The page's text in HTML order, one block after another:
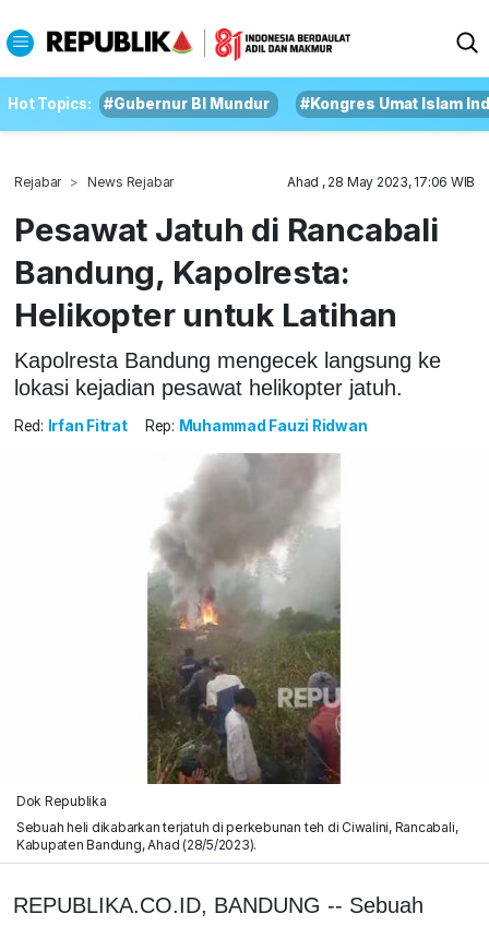
Hot Topics: #Gubernur BI Mundur #Kongres Umat Islam
Rejabar News Rejabar Ahad , 28 May 2023, 17:06 WIB
Pesawat Jatuh di Rancabali
Bandung, Kapolresta:
Helikopter untuk Latihan
Kapolresta Bandung mengecek langsung ke
lokasi kejadian pesawat helikopter jatuh.
Red: Irfan Fitrat Rep: Muhammad Fauzi Ridwan
Dok Republika
Sebuah heli dikabarkan terjatuh di perkebunan teh di Ciwalini, Rancabali,
Kabupaten Bandung, Ahad (28/5/2023).
REPUBLIKA.CO.ID, BANDUNG -- Sebuah